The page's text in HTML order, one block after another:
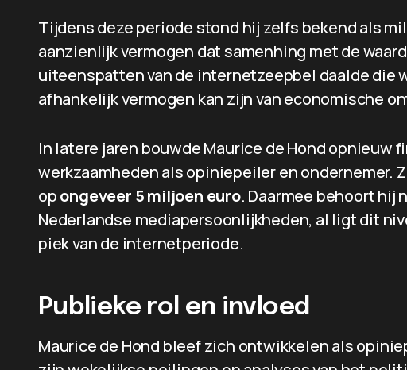
Tijdens deze periode stond hij zelfs bekend als
aanzienlijk vermogen dat samenhing met de
uiteenspatten van de internetzeepbel daalde die
afhankelijk vermogen kan zijn van economische
In latere jaren bouwde Maurice de Hond
werkzaamheden als opiniepeiler en ondernemer.
opongeveer 5 miljoen euro. Daarmee behoort
Nederlandse mediapersoonlijkheden, al ligt dit
piek van de internetperiode.
Publieke rol en invloed
Maurice de Hond bleef zich ontwikkelen als